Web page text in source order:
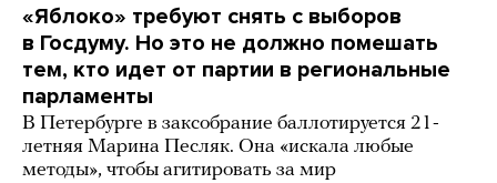
«Яблоко» требуют снять с выборов
в Госдуму. Но это не должно помешать
тем, кто идет от партии в региональные
парламенты
В Петербурге в заксобрание баллотируется 21-
летняя Марина Песляк. Она «искала любые
методы», чтобы агитировать за мир